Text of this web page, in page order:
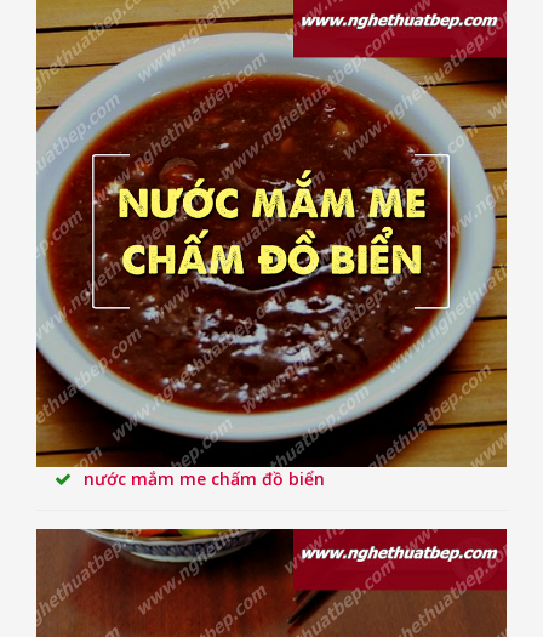
nước mắm me chấm đồ biển